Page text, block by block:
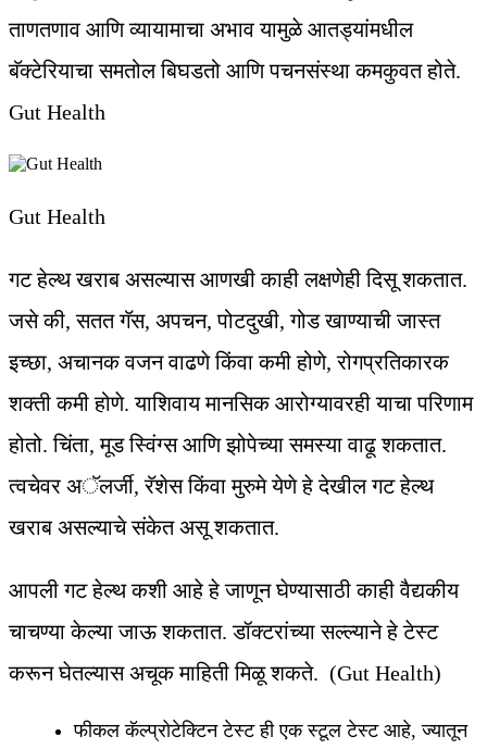
ताणतणाव आणि व्यायामाचा अभाव यामुळे आतड्यांमधील
बॅक्टेरियाचा समतोल बिघडतो आणि पचनसंस्था कमकुवत होते.
Gut Health
Gut Health
गट हेल्थ खराब असल्यास आणखी काही लक्षणेही दिसू शकतात.
जसे की, सतत गॅस, अपचन, पोटदुखी, गोड खाण्याची जास्त
इच्छा, अचानक वजन वाढणे किंवा कमी होणे, रोगप्रतिकारक
शक्ती कमी होणे. याशिवाय मानसिक आरोग्यावरही याचा परिणाम
होतो. चिंता, मूड स्विंग्स आणि झोपेच्या समस्या वाढू शकतात.
त्वचेवर अॅलर्जी, रॅशेस किंवा मुरुमे येणे हे देखील गट हेल्थ
खराब असल्याचे संकेत असू शकतात.
आपली गट हेल्थ कशी आहे हे जाणून घेण्यासाठी काही वैद्यकीय
चाचण्या केल्या जाऊ शकतात. डॉक्टरांच्या सल्ल्याने हे टेस्ट
करून घेतल्यास अचूक माहिती मिळू शकते. (Gut Health)
फीकल कॅल्प्रोटेक्टिन टेस्ट ही एक स्टूल टेस्ट आहे, ज्यातून